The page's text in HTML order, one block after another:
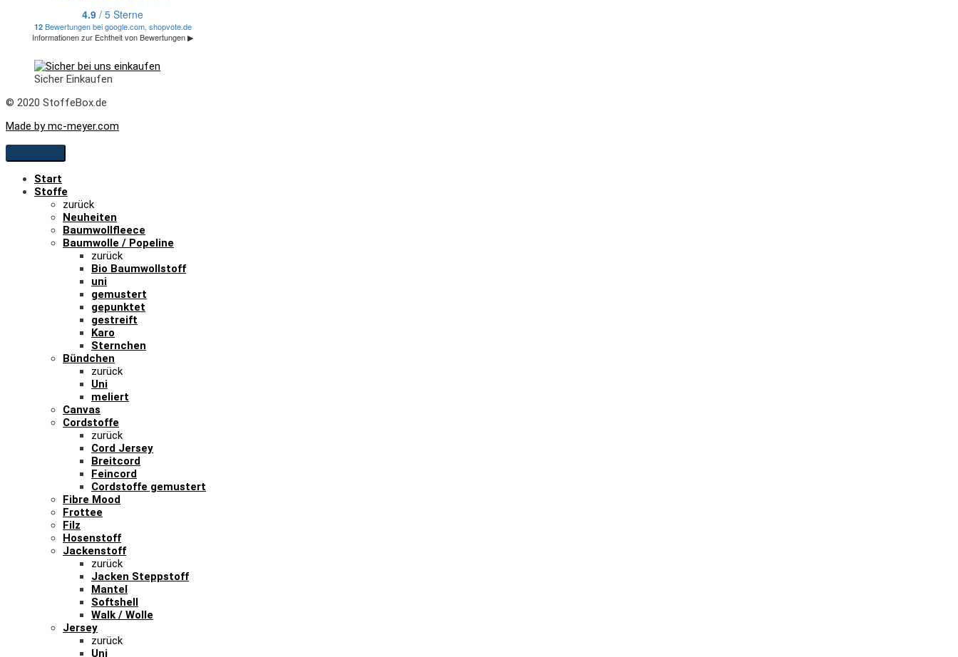
Sicher Einkaufen
© 2020 StoffeBox.de
Made by mc-meyer.com
Start
Stoffe
zurück
Neuheiten
Baumwollfleece
Baumwolle / Popeline
zurück
Bio Baumwollstoff
uni
gemustert
gepunktet
gestreift
Karo
Sternchen
Bündchen
zurück
Uni
meliert
Canvas
Cordstoffe
zurück
Cord Jersey
Breitcord
Feincord
Cordstoffe gemustert
Fibre Mood
Frottee
Filz
Hosenstoff
Jackenstoff
zurück
Jacken Steppstoff
Mantel
Softshell
Walk / Wolle
Jersey
zurück
Uni